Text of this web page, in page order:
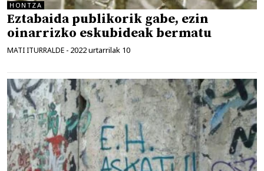
HONTZA
Eztabaida publikorik gabe, ezin
oinarrizko eskubideak bermatu
MATI ITURRALDE - 2022 urtarrilak 10